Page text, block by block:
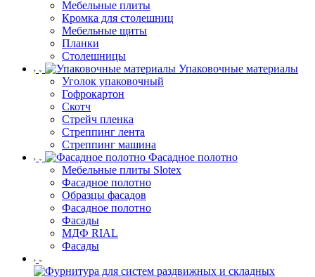
Мебельные плиты
Кромка для столешниц
Мебельные щиты
Планки
Столешницы
Упаковочные материалы
Уголок упаковочный
Гофрокартон
Скотч
Стрейч пленка
Стреппинг лента
Стреппинг машина
Фасадное полотно
Мебельные плиты Slotex
Фасадное полотно
Образцы фасадов
Фасадное полотно
Фасады
МДФ RIAL
Фасады